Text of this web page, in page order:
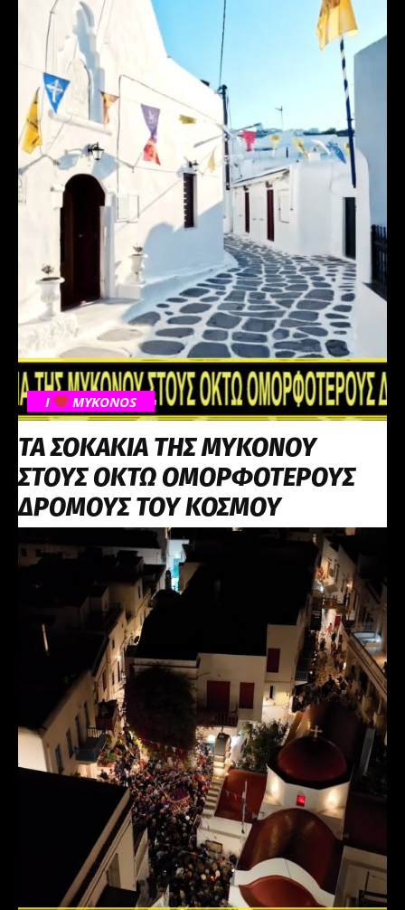
I MYKONOS
ΤΑ ΣΟΚΑΚΙΑ ΤΗΣ ΜΥΚΟΝΟΥ
ΣΤΟΥΣ ΟΚΤΩ ΟΜΟΡΦΟΤΕΡΟΥΣ
ΔΡΟΜΟΥΣ ΤΟΥ ΚΟΣΜΟΥ